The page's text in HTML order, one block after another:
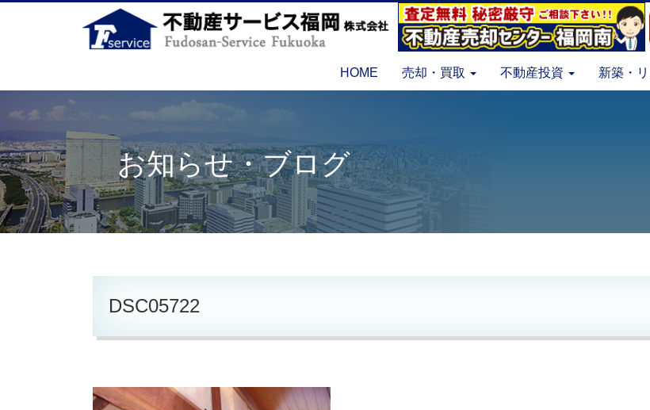
HOME 売却・買取 不動産投資 新築・
お知らせ・ブログ
DSC05722